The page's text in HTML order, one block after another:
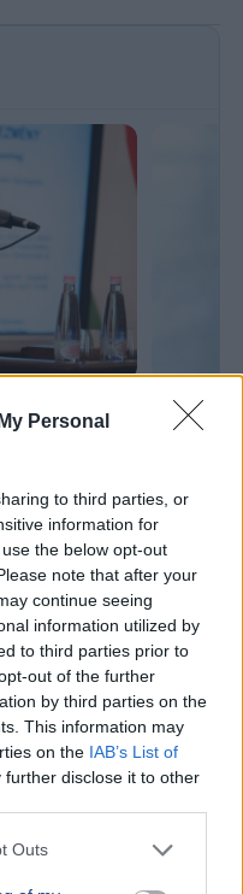
Personal
to third parties, or
information for
the below opt-out
note that after your
continue seeing
information utilized by
to third parties prior to
out of the further
by third parties on the
This information may
on the IAB’s List of
further disclose it to other
Outs
átalakul
megújul a
a végleges
BELFÖLD
Lannert
Lannert
években
ki, ennek
most a házak felé
- Evakuálni